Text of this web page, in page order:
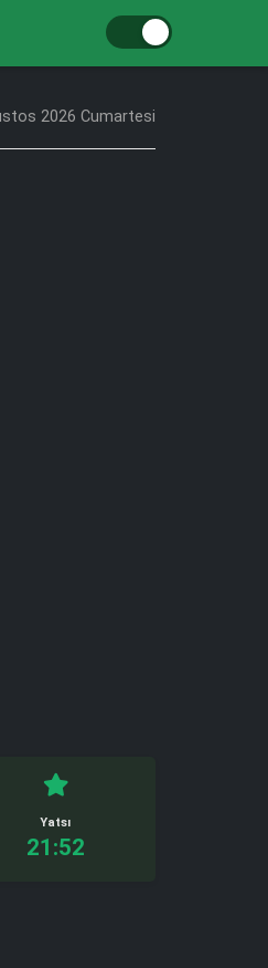
2026 Cumartesi
Yatsı
21:52